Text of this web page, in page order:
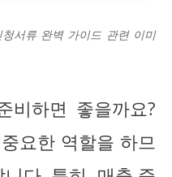
서류 완벽 가이드 관련 이미
비하면 좋을까요?
요한 역할을 하므